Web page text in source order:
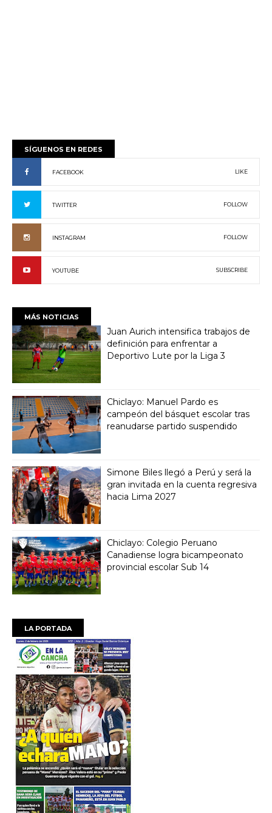
SÍGUENOS EN REDES
FACEBOOK LIKE
TWITTER FOLLOW
INSTAGRAM FOLLOW
YOUTUBE SUBSCRIBE
MÁS NOTICIAS
Juan Aurich intensifica trabajos de
definición para enfrentar a
Deportivo Lute por la Liga 3
Chiclayo: Manuel Pardo es
campeón del básquet escolar tras
reanudarse partido suspendido
Simone Biles llegó a Perú y será la
gran invitada en la cuenta regresiva
hacia Lima 2027
Chiclayo: Colegio Peruano
Canadiense logra bicampeonato
provincial escolar Sub 14
LA PORTADA